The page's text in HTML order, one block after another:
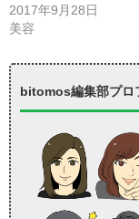
2017年9月28日
美容
bitomos編集部プロ